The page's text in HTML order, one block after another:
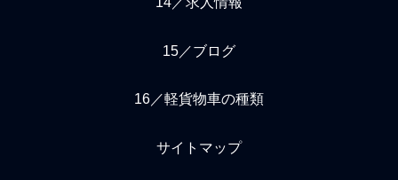
15／ブログ
16／軽貨物車の種類
サイトマップ